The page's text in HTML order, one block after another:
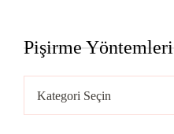
Pişirme Yöntemleri
Yöntemleri